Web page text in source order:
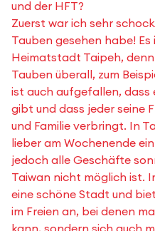
und der HFT?
Zuerst war ich sehr
Tauben gesehen habe!
Heimatstadt Taipeh,
Tauben überall, zum
ist auch aufgefallen, dass
gibt und dass jeder seine
und Familie verbringt. In
lieber am Wochenende
jedoch alle Geschäfte
Taiwan nicht möglich ist.
eine schöne Stadt und
im Freien an, bei denen
kann, sondern sich auch